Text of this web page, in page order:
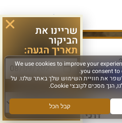
לפרטים נוספים >
דרכי הגעה עוד
שריינו את
הביקור
תאריך הגעה:
סוג פעילות: